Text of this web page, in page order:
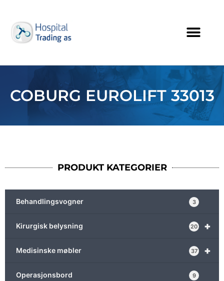
COBURG EUROLIFT 33013
PRODUKT KATEGORIER
Behandlingsvogner 3
+
Kirurgisk belysning 20
+
Medisinske møbler 37
Operasjonsbord 9